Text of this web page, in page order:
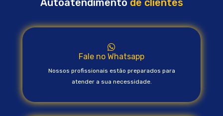
Fale no Whatsapp
Nossos profissionais estão preparados para
atender a sua necessidade.